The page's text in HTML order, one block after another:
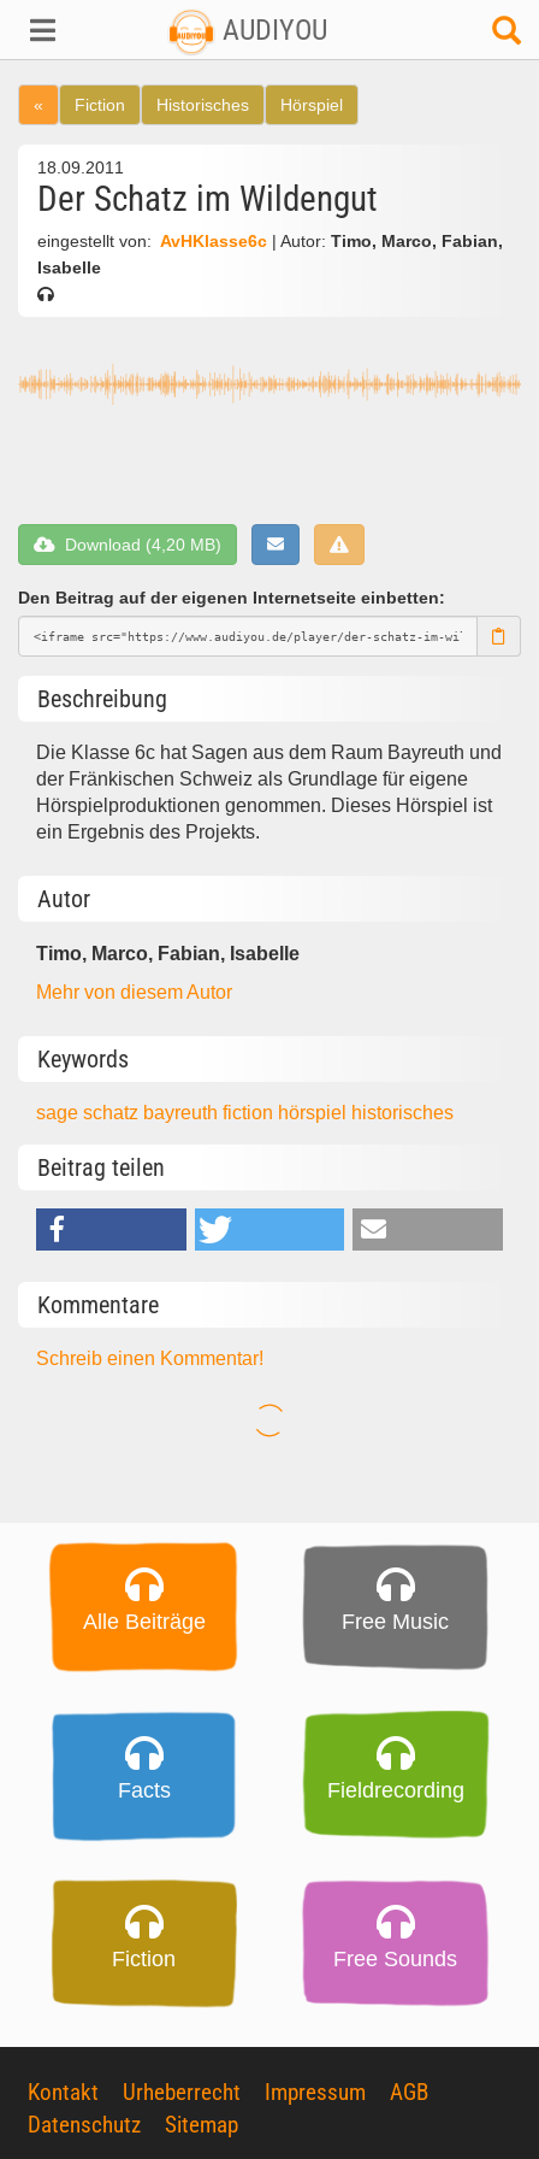
AUDIYOU
« Fiction Historisches Hörspiel
18.09.2011
Der Schatz im Wildengut
eingestellt von: AvHKlasse6c | Autor: Timo, Marco, Fabian,
Isabelle
Download (4,20 MB)
Den Beitrag auf der eigenen Internetseite einbetten:
Beschreibung
Die Klasse 6c hat Sagen aus dem Raum Bayreuth und
der Fränkischen Schweiz als Grundlage für eigene
Hörspielproduktionen genommen. Dieses Hörspiel ist
ein Ergebnis des Projekts.
Autor
Timo, Marco, Fabian, Isabelle
Mehr von diesem Autor
Keywords
sageschatz bayreuthfiction hörspiel historisches
Beitrag teilen
Kommentare
Schreib einen Kommentar!
Alle Beiträge Free Music
Facts Fieldrecording
Fiction Free Sounds
Kontakt Urheberrecht Impressum
AGB
Datenschutz
Sitemap